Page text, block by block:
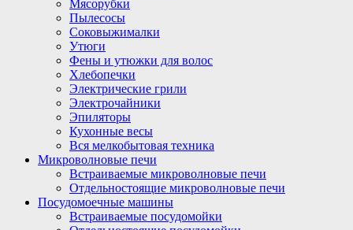
Мясорубки
Пылесосы
Соковыжималки
Утюги
Фены и утюжки для волос
Хлебопечки
Электрические грили
Электрочайники
Эпиляторы
Кухонные весы
Вся мелкобытовая техника
Микроволновые печи
Встраиваемые микроволновые печи
Отдельностоящие микроволновые печи
Посудомоечные машины
Встраиваемые посудомойки